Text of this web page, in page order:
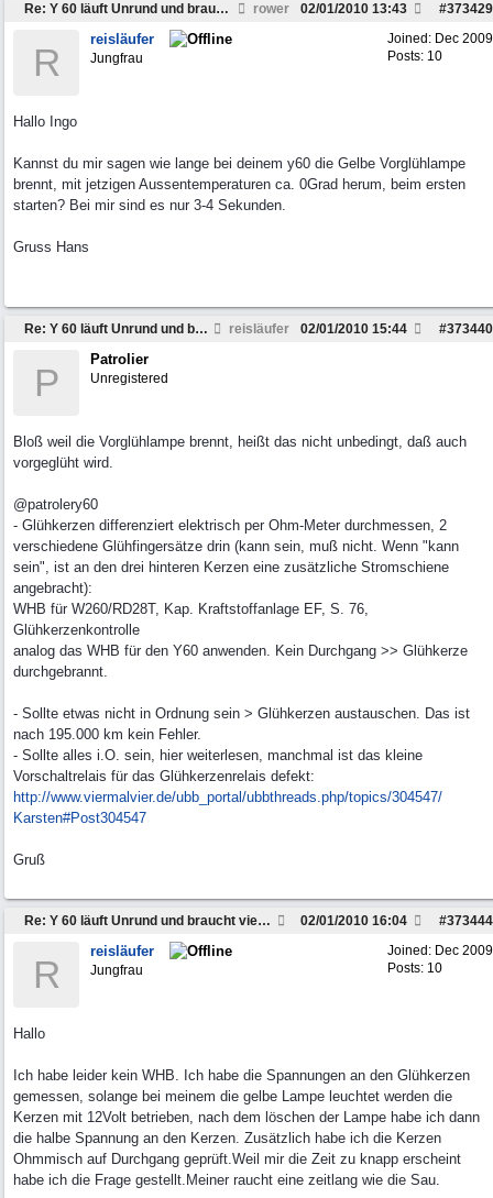
Re: Y 60 läuft Unrund und braucht viel Sprit rower #373429
02/01/2010 13:43
Joined: Dec 2009
Posts: 10
R
reisläufer
Jungfrau
Hallo Ingo
Kannst du mir sagen wie lange bei deinem y60 die Gelbe Vorglühlampe
brennt, mit jetzigen Aussentemperaturen ca. 0Grad herum, beim ersten
starten? Bei mir sind es nur 3-4 Sekunden.
Gruss Hans
Re: Y 60 läuft Unrund und braucht viel Sprit reisläufer #373440
02/01/2010 15:44
P
Patrolier
Unregistered
Bloß weil die Vorglühlampe brennt, heißt das nicht unbedingt, daß auch
vorgeglüht wird.
@patrolery60
- Glühkerzen differenziert elektrisch per Ohm-Meter durchmessen, 2
verschiedene Glühfingersätze drin (kann sein, muß nicht. Wenn "kann
sein", ist an den drei hinteren Kerzen eine zusätzliche Stromschiene
angebracht):
WHB für W260/RD28T, Kap. Kraftstoffanlage EF, S. 76,
Glühkerzenkontrolle
analog das WHB für den Y60 anwenden. Kein Durchgang >> Glühkerze
durchgebrannt.
- Sollte etwas nicht in Ordnung sein > Glühkerzen austauschen. Das ist
nach 195.000 km kein Fehler.
- Sollte alles i.O. sein, hier weiterlesen, manchmal ist das kleine
Vorschaltrelais für das Glühkerzenrelais defekt:
http://www.viermalvier.de/ubb_portal/ubbthreads.php/topics/304547/
Karsten#Post304547
Gruß
Re: Y 60 läuft Unrund und braucht viel Sprit #373444
02/01/2010 16:04
Joined: Dec 2009
Posts: 10
R
reisläufer
Jungfrau
Hallo
Ich habe leider kein WHB. Ich habe die Spannungen an den Glühkerzen
gemessen, solange bei meinem die gelbe Lampe leuchtet werden die
Kerzen mit 12Volt betrieben, nach dem löschen der Lampe habe ich dann
die halbe Spannung an den Kerzen. Zusätzlich habe ich die Kerzen
Ohmmisch auf Durchgang geprüft.Weil mir die Zeit zu knapp erscheint
habe ich die Frage gestellt.Meiner raucht eine zeitlang wie die Sau.